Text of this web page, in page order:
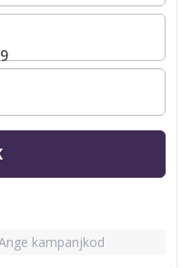
vistelse
kampanjkod